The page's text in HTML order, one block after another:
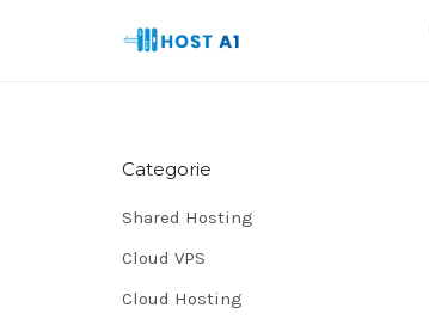
Categorie
Shared Hosting
Cloud VPS
Cloud Hosting